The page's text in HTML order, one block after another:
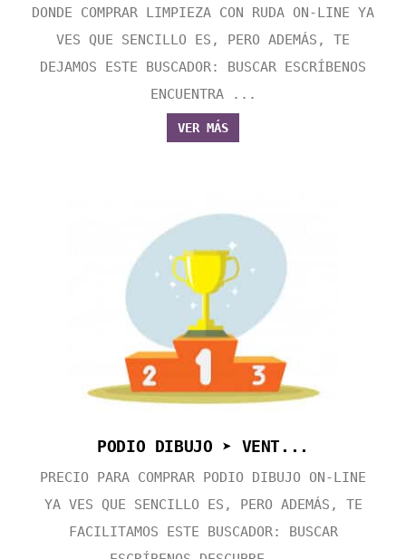
DONDE COMPRAR LIMPIEZA CON RUDA ON-LINE YA
VES QUE SENCILLO ES, PERO ADEMÁS, TE
DEJAMOS ESTE BUSCADOR: BUSCAR ESCRÍBENOS
ENCUENTRA ...
VER MÁS
PODIO DIBUJO ➤ VENT...
PRECIO PARA COMPRAR PODIO DIBUJO ON-LINE
YA VES QUE SENCILLO ES, PERO ADEMÁS, TE
FACILITAMOS ESTE BUSCADOR: BUSCAR